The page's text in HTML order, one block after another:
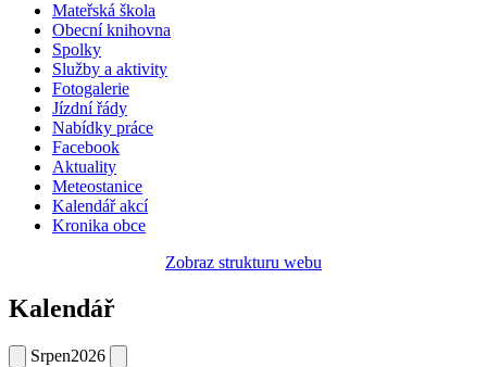
Mateřská škola
Obecní knihovna
Spolky
Služby a aktivity
Fotogalerie
Jízdní řády
Nabídky práce
Facebook
Aktuality
Meteostanice
Kalendář akcí
Kronika obce
Zobraz strukturu webu
Kalendář
Srpen2026